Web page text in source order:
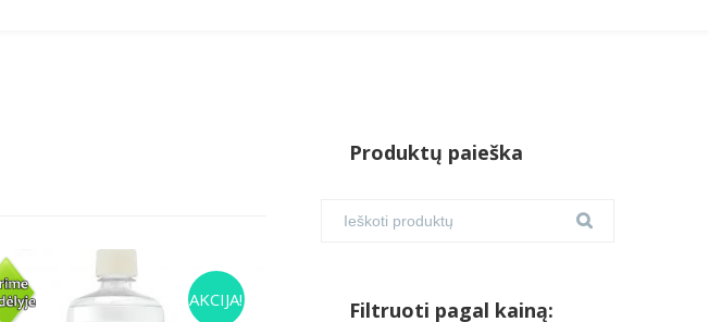
AKCIJA!
Produktų paieška
Filtruoti pagal kainą: